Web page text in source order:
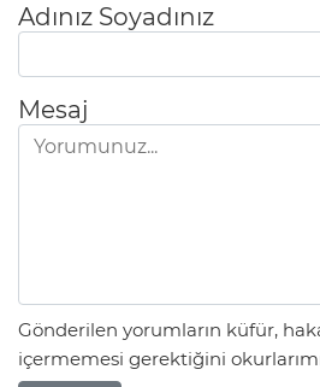
Adınız Soyadınız
Mesaj
Gönderilen yorumların küfür,
içermemesi gerektiğini